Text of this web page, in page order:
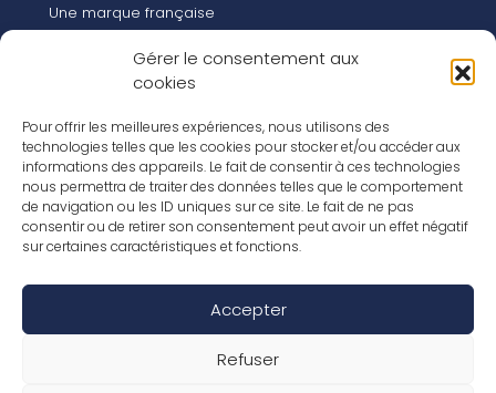
Gérer le consentement aux
cookies
Pour offrir les meilleures expériences, nous utilisons des
technologies telles que les cookies pour stocker et/ou accéder aux
informations des appareils. Le fait de consentir à ces technologies
nous permettra de traiter des données telles que le comportement
de navigation ou les ID uniques sur ce site. Le fait de ne pas
consentir ou de retirer son consentement peut avoir un effet négatif
sur certaines caractéristiques et fonctions.
Accepter
Refuser
Une marque française
Qui sommes-nous
Notre histoire
Les chiffres clés
FR
EN
Nos revêtements
Nos Stratifiés
Nos accessoires
Nos parquets
Conditions de garantie